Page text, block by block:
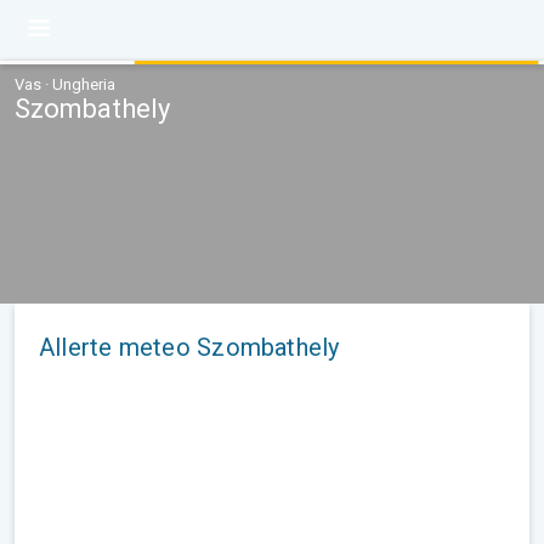
Vas · Ungheria
Szombathely
Allerte meteo Szombathely